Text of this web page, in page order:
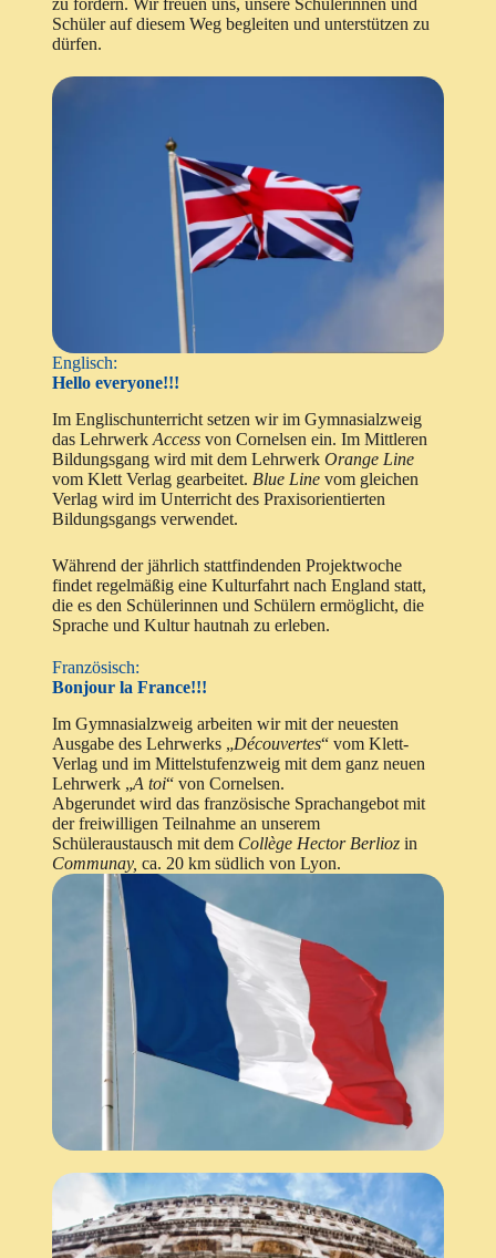
zu fördern. Wir freuen uns, unsere Schülerinnen und
Schüler auf diesem Weg begleiten und unterstützen zu
dürfen.
Englisch:
Hello everyone!!!
Im Englischunterricht setzen wir im Gymnasialzweig
das LehrwerkAccessvon Cornelsen ein. Im Mittleren
Bildungsgang wird mit dem Lehrwerk Orange Line
vom Klett Verlag gearbeitet. Blue Linevom gleichen
Verlag wird im Unterricht des Praxisorientierten
Bildungsgangs verwendet.
Während der jährlich stattfindenden Projektwoche
findet regelmäßig eine Kulturfahrt nach England statt,
die es den Schülerinnen und Schülern ermöglicht, die
Sprache und Kultur hautnah zu erleben.
Französisch:
Bonjour la France!!!
Im Gymnasialzweig arbeiten wir mit der neuesten
Ausgabe des Lehrwerks „Découvertes“ vom Klett-
Verlag und im Mittelstufenzweig mit dem ganz neuen
Lehrwerk „A toi“ von Cornelsen.
Abgerundet wird das französische Sprachangebot mit
der freiwilligen Teilnahme an unserem
Schüleraustausch mit dem Collège Hector Berliozin
Communay, ca. 20 km südlich von Lyon.